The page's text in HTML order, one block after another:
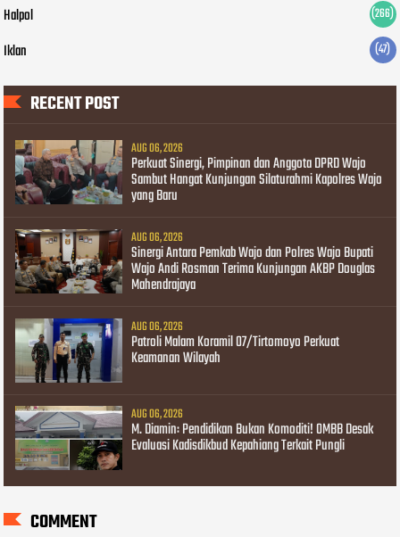
Halpol (266)
Iklan (47)
RECENT POST
AUG 06, 2026
Perkuat Sinergi, Pimpinan dan Anggota DPRD Wajo
Sambut Hangat Kunjungan Silaturahmi Kapolres Wajo
yang Baru
AUG 06, 2026
Sinergi Antara Pemkab Wajo dan Polres Wajo Bupati
Wajo Andi Rosman Terima Kunjungan AKBP Douglas
Mahendrajaya
AUG 06, 2026
Patroli Malam Koramil 07/Tirtomoyo Perkuat
Keamanan Wilayah
AUG 06, 2026
M. Diamin: Pendidikan Bukan Komoditi! OMBB Desak
Evaluasi Kadisdikbud Kepahiang Terkait Pungli
COMMENT